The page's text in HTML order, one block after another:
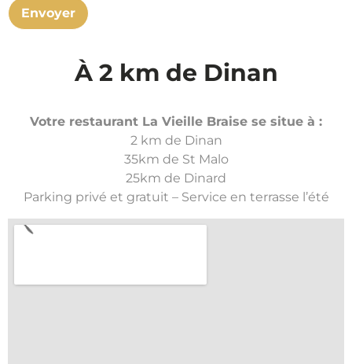
À 2 km de Dinan
Votre restaurant La Vieille Braise se situe à :
2 km de Dinan
35km de St Malo
25km de Dinard
Parking privé et gratuit – Service en terrasse l’été